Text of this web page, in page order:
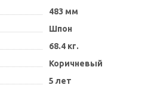
483 мм
Шпон
68.4 кг.
Коричневый
5 лет